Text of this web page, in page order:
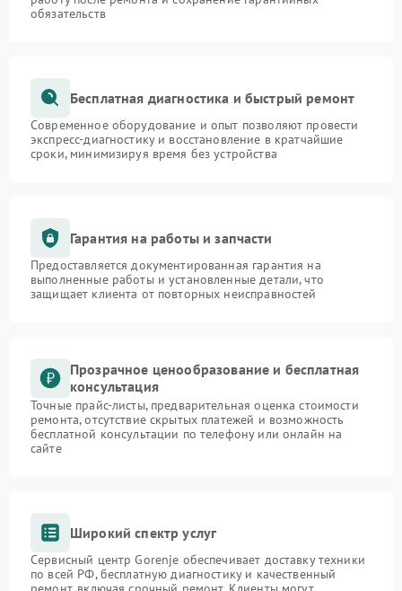
обязательств
Бесплатная диагностика и быстрый ремонт
Современное оборудование и опыт позволяют провести
экспресс-диагностику и восстановление в кратчайшие
сроки, минимизируя время без устройства
Гарантия на работы и запчасти
Предоставляется документированная гарантия на
выполненные работы и установленные детали, что
защищает клиента от повторных неисправностей
Прозрачное ценообразование и бесплатная
консультация
Точные прайс-листы, предварительная оценка стоимости
ремонта, отсутствие скрытых платежей и возможность
бесплатной консультации по телефону или онлайн на
сайте
Широкий спектр услуг
Сервисный центр Gorenje обеспечивает доставку техники
по всей РФ, бесплатную диагностику и качественный